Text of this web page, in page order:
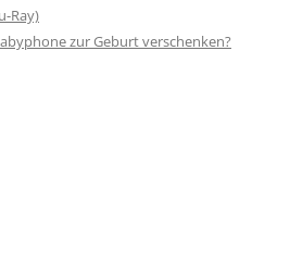
Ray)
zur Geburt verschenken?